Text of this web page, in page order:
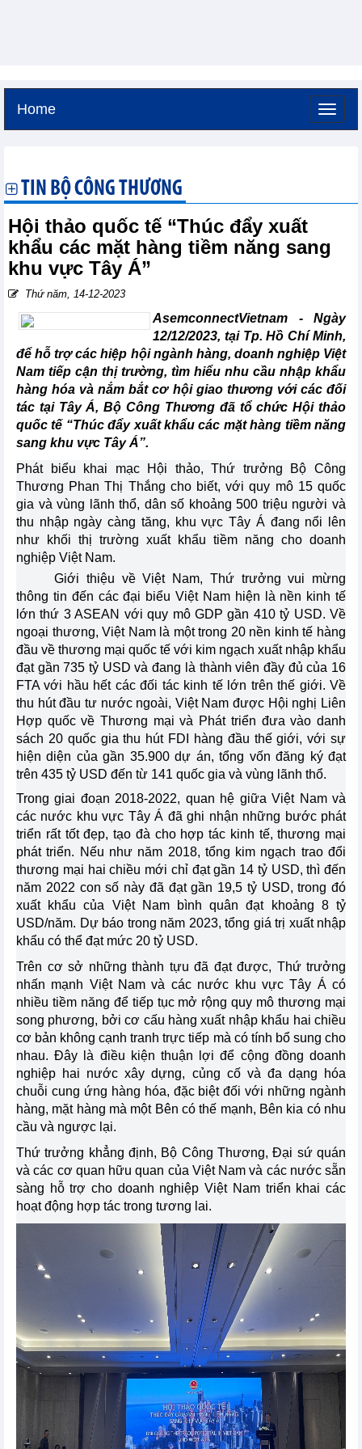
Home
TIN BỘ CÔNG THƯƠNG
Hội thảo quốc tế “Thúc đẩy xuất
khẩu các mặt hàng tiềm năng sang
khu vực Tây Á”
Thứ năm, 14-12-2023
AsemconnectVietnam - Ngày
12/12/2023, tại Tp. Hồ Chí Minh,
để hỗ trợ các hiệp hội ngành hàng, doanh nghiệp Việt
Nam tiếp cận thị trường, tìm hiểu nhu cầu nhập khẩu
hàng hóa và nắm bắt cơ hội giao thương với các đối
tác tại Tây Á, Bộ Công Thương đã tổ chức Hội thảo
quốc tế “Thúc đẩy xuất khẩu các mặt hàng tiềm năng
sang khu vực Tây Á”.
Phát biểu khai mạc Hội thảo, Thứ trưởng Bộ Công
Thương Phan Thị Thắng cho biết, với quy mô 15 quốc
gia và vùng lãnh thổ, dân số khoảng 500 triệu người và
thu nhập ngày càng tăng, khu vực Tây Á đang nổi lên
như khối thị trường xuất khẩu tiềm năng cho doanh
nghiệp Việt Nam.
Giới thiệu về Việt Nam, Thứ trưởng vui mừng
thông tin đến các đại biểu Việt Nam hiện là nền kinh tế
lớn thứ 3 ASEAN với quy mô GDP gần 410 tỷ USD. Về
ngoại thương, Việt Nam là một trong 20 nền kinh tế hàng
đầu về thương mại quốc tế với kim ngạch xuất nhập khẩu
đạt gần 735 tỷ USD và đang là thành viên đầy đủ của 16
FTA với hầu hết các đối tác kinh tế lớn trên thế giới. Về
thu hút đầu tư nước ngoài, Việt Nam được Hội nghị Liên
Hợp quốc về Thương mại và Phát triển đưa vào danh
sách 20 quốc gia thu hút FDI hàng đầu thế giới, với sự
hiện diện của gần 35.900 dự án, tổng vốn đăng ký đạt
trên 435 tỷ USD đến từ 141 quốc gia và vùng lãnh thổ.
Trong giai đoạn 2018-2022, quan hệ giữa Việt Nam và
các nước khu vực Tây Á đã ghi nhận những bước phát
triển rất tốt đẹp, tạo đà cho hợp tác kinh tế, thương mại
phát triển. Nếu như năm 2018, tổng kim ngạch trao đổi
thương mại hai chiều mới chỉ đạt gần 14 tỷ USD, thì đến
năm 2022 con số này đã đạt gần 19,5 tỷ USD, trong đó
xuất khẩu của Việt Nam bình quân đạt khoảng 8 tỷ
USD/năm. Dự báo trong năm 2023, tổng giá trị xuất nhập
khẩu có thể đạt mức 20 tỷ USD.
Trên cơ sở những thành tựu đã đạt được, Thứ trưởng
nhấn mạnh Việt Nam và các nước khu vực Tây Á có
nhiều tiềm năng để tiếp tục mở rộng quy mô thương mại
song phương, bởi cơ cấu hàng xuất nhập khẩu hai chiều
cơ bản không cạnh tranh trực tiếp mà có tính bổ sung cho
nhau. Đây là điều kiện thuận lợi để cộng đồng doanh
nghiệp hai nước xây dựng, củng cố và đa dạng hóa
chuỗi cung ứng hàng hóa, đặc biệt đối với những ngành
hàng, mặt hàng mà một Bên có thế mạnh, Bên kia có nhu
cầu và ngược lại.
Thứ trưởng khẳng định, Bộ Công Thương, Đại sứ quán
và các cơ quan hữu quan của Việt Nam và các nước sẵn
sàng hỗ trợ cho doanh nghiệp Việt Nam triển khai các
hoạt động hợp tác trong tương lai.